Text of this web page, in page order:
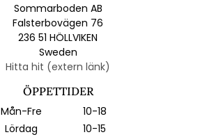
Sommarboden AB
Falsterbovägen 76
236 51 HÖLLVIKEN
Sweden
Hitta hit (extern länk)
ÖPPETTIDER
Mån-Fre
10-18
Lördag
10-15